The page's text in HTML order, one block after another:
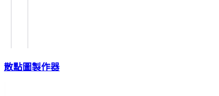
散點圖製作器